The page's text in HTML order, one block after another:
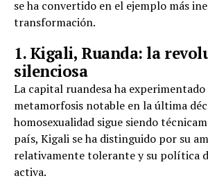
se ha convertido en el ejemplo más
transformación.
1. Kigali, Ruanda: la
silenciosa
La capital ruandesa ha experimentado
metamorfosis notable en la última
homosexualidad sigue siendo
país, Kigali se ha distinguido por su
relativamente tolerante y su política
activa.